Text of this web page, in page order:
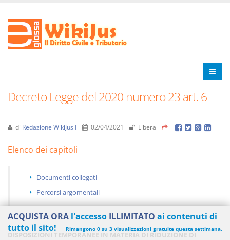
Decreto Legge del 2020 numero 23 art. 6
di Redazione WikiJus I 02/04/2021 Libera
Elenco dei capitoli
Documenti collegati
Percorsi argomentali
DISPOSIZIONI TEMPORANEE IN MATERIA DI RIDUZIONE DI
ACQUISTA ORA l'accesso ILLIMITATO ai contenuti di
tutto il sito!
Rimangono 0 su 3 visualizzazioni gratuite questa settimana.